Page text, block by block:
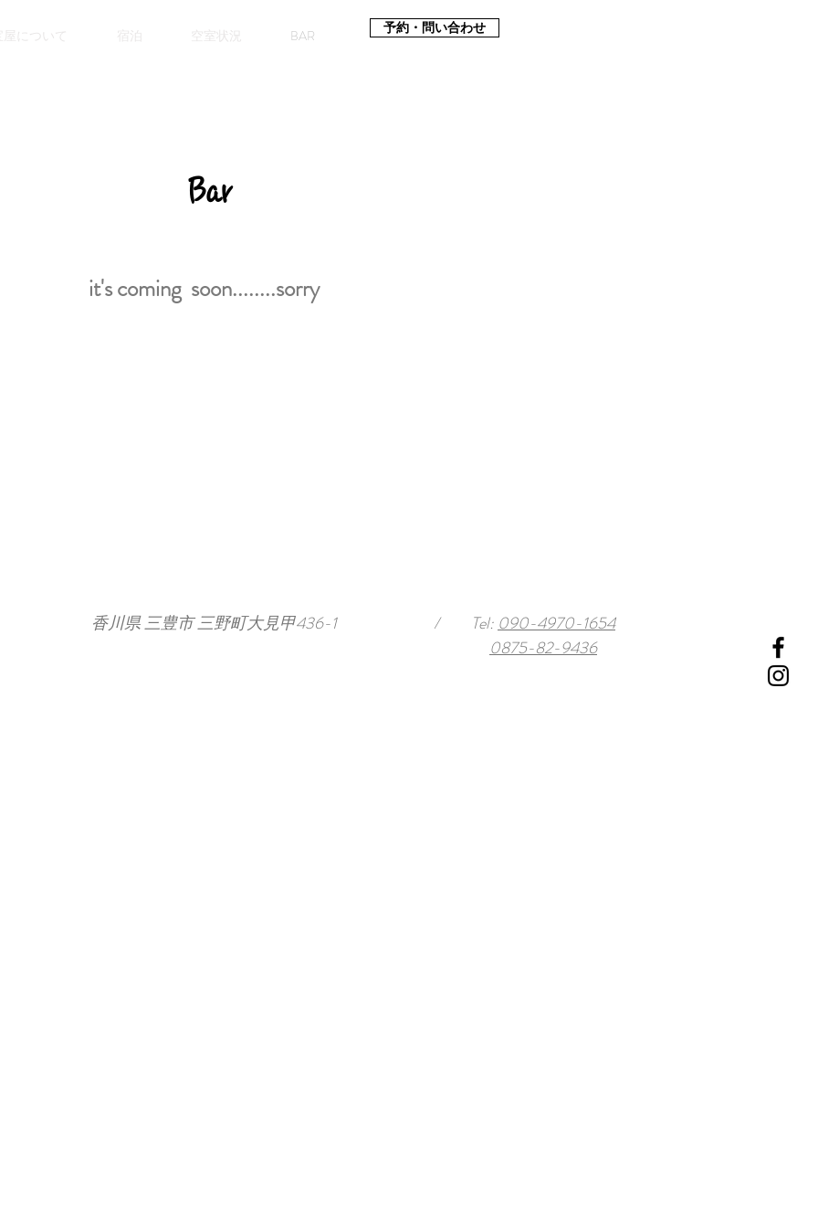
屋について 宿泊 空室状況 BAR 予約・問い合わせ
Bar
it's coming soon........sorry
香川県 三豊市 三野町大見甲436-1 / Tel: 090-4970-1654
0875-82-9436